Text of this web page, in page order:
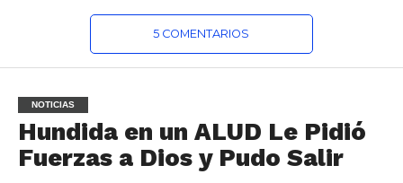
5 COMENTARIOS
NOTICIAS
Hundida en un ALUD Le Pidió
Fuerzas a Dios y Pudo Salir